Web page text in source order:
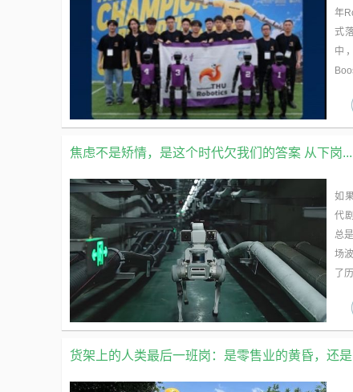
年
式
中
焦虑不是矫情，是这个时代欠我们的答案 从下岗...
如
代
总
场
了
货架上的人类最后一班岗：是零售业的黄昏，还是